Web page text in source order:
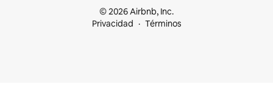
© 2026 Airbnb, Inc.
Privacidad
Términos